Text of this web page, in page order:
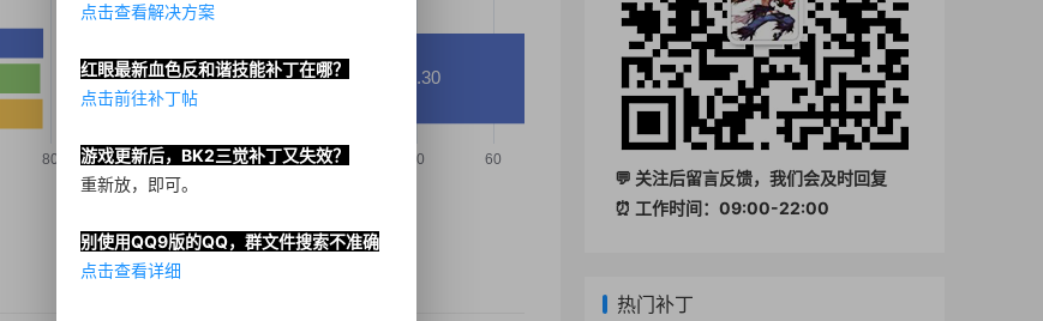
💬 关注后留言反馈，我们会及时回复
⏰ 工作时间：09:00-22:00
热门补丁
点击查看解决方案
红眼最新血色反和谐技能补丁在哪？
点击前往补丁帖
游戏更新后，BK2三觉补丁又失效？
重新放，即可。
别使用QQ9版的QQ，群文件搜索不准确
点击查看详细